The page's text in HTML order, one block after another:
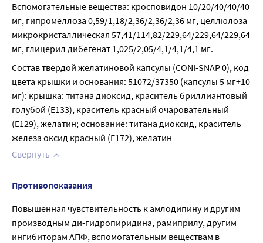
Вспомогательные вещества: кросповидон 10/20/40/40/40
мг, гипромеллоза 0,59/1,18/2,36/2,36/2,36 мг, целлюлоза
микрокристаллическая 57,41/114,82/229,64/229,64/229,64
мг, глицерил дибегенат 1,025/2,05/4,1/4,1/4,1 мг.
Состав твердой желатиновой капсулы (CONI-SNAP 0), код
цвета крышки и основания: 51072/37350 (капсулы 5 мг+10
мг): крышка: титана диоксид, краситель бриллиантовый
голубой (Е133), краситель красный очаровательный
(Е129), желатин; основание: титана диоксид, краситель
железа оксид красный (Е172), желатин
Свернуть
Противопоказания
Повышенная чувствительность к амлодипину и другим
производным ди-гидропиридина, рамиприлу, другим
ингибиторам АПФ, вспомогательным веществам в